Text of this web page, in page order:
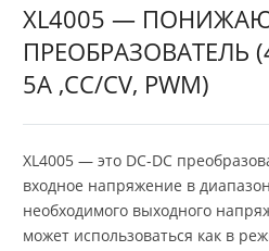
XL4005 —
ПРЕОБРАЗОВАТЕЛЬ
5А ,CC/CV, PWM)
XL4005 — это DC-DC
входное напряжение в
необходимого выходного
может использоваться как в